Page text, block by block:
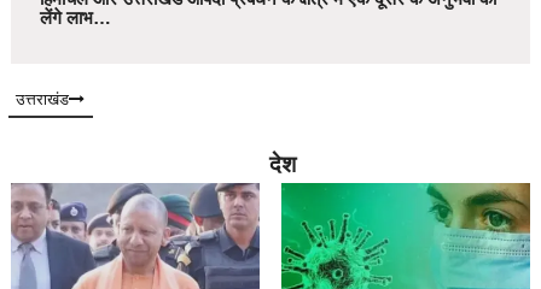
लेंगे लाभ…
उत्तराखंड
देश